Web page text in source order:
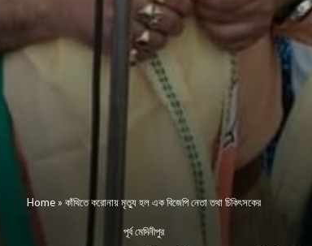
Home » কাঁথিতে করোনায় মৃত্যু হল এক বিজেপি নেতা তথা চিকিৎসকের
পূর্ব মেদিনীপুর